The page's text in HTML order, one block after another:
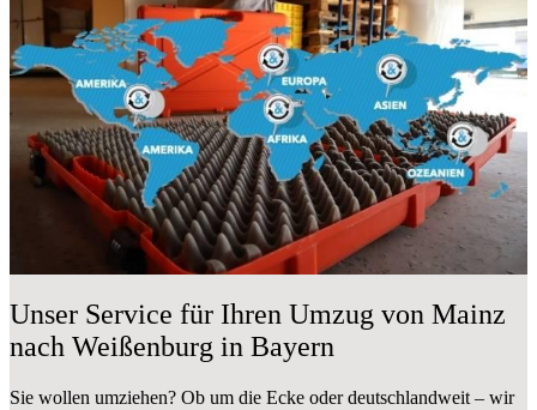
Unser Service für Ihren Umzug von Mainz
nach Weißenburg in Bayern
Sie wollen umziehen? Ob um die Ecke oder deutschlandweit – wir